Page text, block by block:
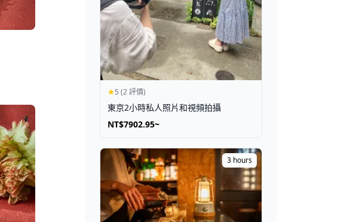
5 (2 評價)
東京2小時私人照片和視頻拍攝
NT$7902.95~
3 hours